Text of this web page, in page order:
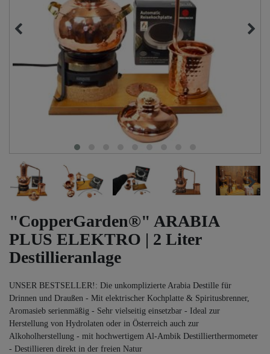
"CopperGarden®" ARABIA
PLUS ELEKTRO | 2 Liter
Destillieranlage
UNSER BESTSELLER!: Die unkomplizierte Arabia Destille für
Drinnen und Draußen - Mit elektrischer Kochplatte & Spiritusbrenner,
Aromasieb serienmäßig - Sehr vielseitig einsetzbar - Ideal zur
Herstellung von Hydrolaten oder in Österreich auch zur
Alkoholherstellung - mit hochwertigem Al-Ambik Destillierthermometer
- Destillieren direkt in der freien Natur